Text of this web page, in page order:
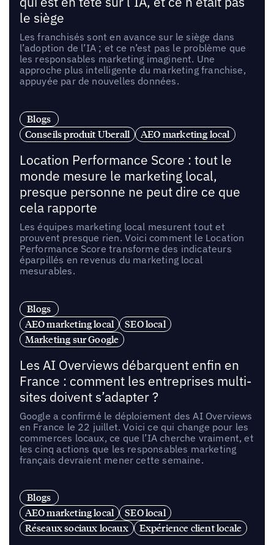
le siège
Les franchisés sont en avance sur le siège dans
l’adoption de l’IA ; et ce n’est pas le problème que
les responsables marketing imaginent. Une
approche plus intelligente du marketing franchise,
appuyée par de nouvelles données.
Blogs
Conseils produit Uberall
AEO marketing local
Location Performance Score : tout le
monde mesure le marketing local,
presque personne ne peut dire ce que
cela rapporte
Les équipes marketing local mesurent tout et
prouvent presque rien. Voici comment le Location
Performance Score transforme des indicateurs
éparpillés en revenus du marketing local
mesurables.
Blogs
AEO marketing local
SEO local
Marketing sur Google
Les AI Overviews débarquent enfin en
France : comment les entreprises multi-
sites doivent s’adapter ?
Google a confirmé le déploiement des AI Overviews
en France le 22 juillet. Voici ce qui change pour les
commerces locaux, ce que l’IA cherche vraiment, et
les cinq actions que les responsables marketing
français devraient mener cette semaine.
Blogs
AEO marketing local
SEO local
Réseaux sociaux locaux
Expérience client locale